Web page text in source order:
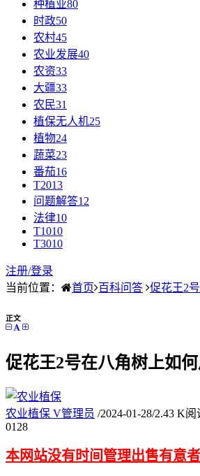
种植业80
时政50
农村45
农业发展40
农资33
大疆33
农民31
植保无人机25
植物24
蔬菜23
番茄16
T2013
问题解答12
法律10
T1010
T3010
注册/登录
当前位置：
首页 百科问答 促花王2
正文
促花王2号在八角树上如何
农业植保 V管理员 /2024-01-28/2.43 K阅
01 28
本网站没有时间管理出售有意